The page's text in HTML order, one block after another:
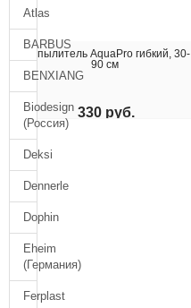
Atlas
BARBUS
BENXIANG
Biodesign
(Россия)
Deksi
Dennerle
Dophin
Eheim
(Германия)
Ferplast
Распылитель AquaPro гибкий, 30-
90 см
330 руб.
КУПИТЬ